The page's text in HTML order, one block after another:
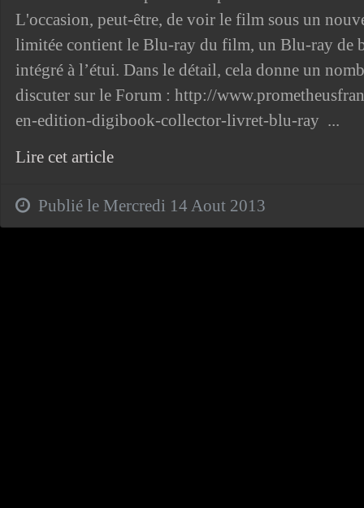
L'occasion, peut-être, de voir le film sous un
limitée contient le Blu-ray du film, un Blu-ray de
intégré à l’étui. Dans le détail, cela donne un
discuter sur le Forum : http://
en-edition-digibook-collector-livret-blu-ray ...
Lire cet article
Publié le Mercredi 14 Aout 2013